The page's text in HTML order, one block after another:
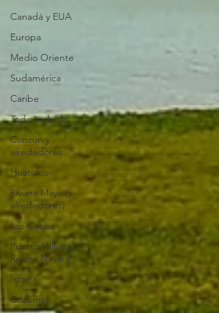
VIAJES 2027
Canadá y EUA
Europa
Medio Oriente
Sudamérica
Caribe
Todo Incluido
Cancún y
alrededores
Huatulco
Riviera Maya (y
alrededores)
Los Cabos
Puerto Vallarta /
Riviera Nayarit
Ixtapa
Cozumel